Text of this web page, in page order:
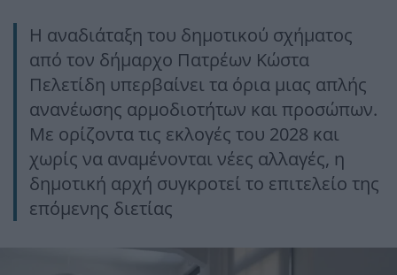
Η αναδιάταξη του δημοτικού σχήματος
από τον δήμαρχο Πατρέων Κώστα
Πελετίδη υπερβαίνει τα όρια μιας απλής
ανανέωσης αρμοδιοτήτων και προσώπων.
Με ορίζοντα τις εκλογές του 2028 και
χωρίς να αναμένονται νέες αλλαγές, η
δημοτική αρχή συγκροτεί το επιτελείο της
επόμενης διετίας